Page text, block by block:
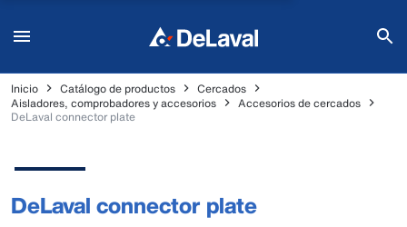
Inicio Catálogo de productos
Cercados
Aisladores, comprobadores y accesorios
Accesorios de cercados
DeLaval connector plate
DeLaval connector plate